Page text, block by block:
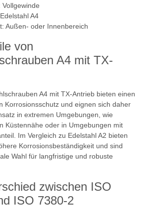
Vollgewinde
A4
Außen- oder Innenbereich
von
A4 mit TX-
A4 mit TX-Antrieb bieten einen
Korrosionsschutz und eignen sich daher
in extremen Umgebungen, wie
Küstennähe oder in Umgebungen mit
Im Vergleich zu Edelstahl A2 bieten
Korrosionsbeständigkeit und sind
Wahl für langfristige und robuste
zwischen ISO
ISO 7380-2